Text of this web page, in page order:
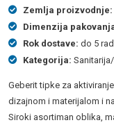
Zemlja proizvodnje:
Dimenzija
Rok dostave: do 5
Kategorija:
Geberit tipke za
dizajnom i materijalom i
Siroki asortiman oblika,